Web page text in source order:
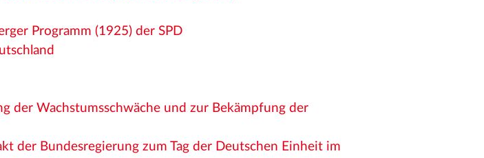
Programm (1925) der SPD
der Wachstumsschwäche und zur Bekämpfung der
der Bundesregierung zum Tag der Deutschen Einheit im